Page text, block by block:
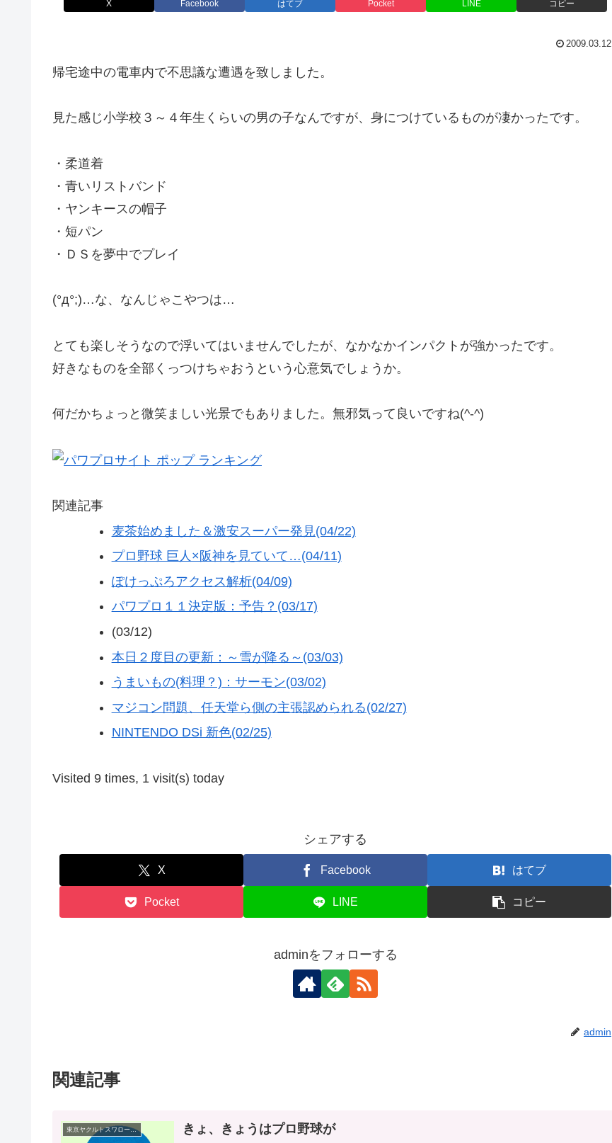
X Facebook はてブ Pocket LINE コピー
2009.03.12
帰宅途中の電車内で不思議な遭遇を致しました。
見た感じ小学校３～４年生くらいの男の子なんですが、身につけているものが凄かったです。
・柔道着
・青いリストバンド
・ヤンキースの帽子
・短パン
・ＤＳを夢中でプレイ
(°д°;)…な、なんじゃこやつは…
とても楽しそうなので浮いてはいませんでしたが、なかなかインパクトが強かったです。
好きなものを全部くっつけちゃおうという心意気でしょうか。
何だかちょっと微笑ましい光景でもありました。無邪気って良いですね(^-^)
関連記事
麦茶始めました＆激安スーパー発見(04/22)
プロ野球 巨人×阪神を見ていて…(04/11)
ぽけっぷろアクセス解析(04/09)
パワプロ１１決定版：予告？(03/17)
(03/12)
本日２度目の更新：～雪が降る～(03/03)
うまいもの(料理？)：サーモン(03/02)
マジコン問題、任天堂ら側の主張認められる(02/27)
NINTENDO DSi 新色(02/25)
Visited 9 times, 1 visit(s) today
シェアする
X Facebook はてブ
Pocket LINE コピー
adminをフォローする
admin
関連記事
東京ヤクルトスワローズ(プロ野球) きょ、きょうはプロ野球が